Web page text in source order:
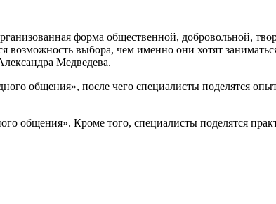
форма общественной, добровольной,
возможность выбора, чем именно они хотят
Медведева.
общения», после чего специалисты поделятся
общения». Кроме того, специалисты поделятся